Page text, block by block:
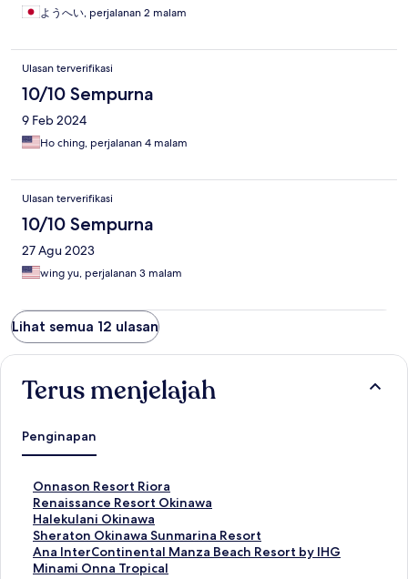
ようへい, perjalanan 2 malam
Ulasan terverifikasi
10/10 Sempurna
9 Feb 2024
Ho ching, perjalanan 4 malam
Ulasan terverifikasi
10/10 Sempurna
27 Agu 2023
wing yu, perjalanan 3 malam
Lihat semua 12 ulasan
Terus menjelajah
Penginapan
Onnason Resort Riora
T
a
u
t
a
n
Renaissance Resort Okinawa
T
a
u
t
a
Halekulani Okinawa
T
a
u
t
Sheraton Okinawa Sunmarina Resort
T
a
u
Ana InterContinental Manza Beach Resort by IHG
T
a
Minami Onna Tropical
T